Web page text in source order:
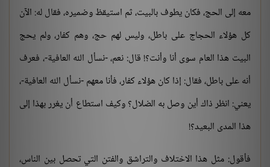
معه إلى الحج، فكان يطوف بالبيت، ثم استيقظ وضميره، فقال له: الآن
كل هؤلاء الحجاج على باطل، وليس لهم حج، وهم كفار، ولم يحج
البيت هذا العام سوى أنا وأنت؟! قال: نعم، -نسأل الله العافية-، فعرف
أنه على باطل، فقال: إذا كان هؤلاء كفار، فأنا معهم -نسأل الله العافية-،
يعني: انظر ذاك أين وصل به الضلال؟ وكيف استطاع أن يغرر بهذا إلى
هذا المدى البعيد؟!
فأقول: مثل هذا الاختلاف والتراشق والفتن التي تحصل بين الناس،